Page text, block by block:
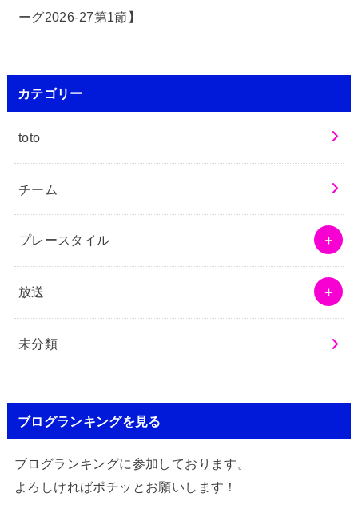
ーグ2026-27第1節】
カテゴリー
toto
チーム
プレースタイル
放送
未分類
ブログランキングを見る
ブログランキングに参加しております。
よろしければポチッとお願いします！